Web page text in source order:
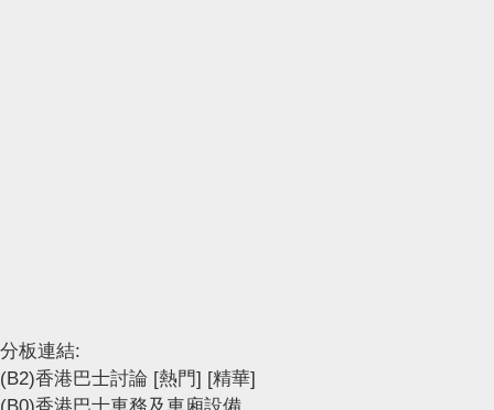
分板連結:
(B2)香港巴士討論 [熱門] [精華]
(B0)香港巴士車務及車廂設備